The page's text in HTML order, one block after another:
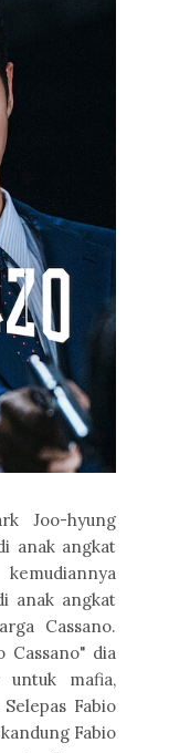
Joo-hyung
anak angkat
anak angkat
Cassano.
Cassano" dia
untuk mafia,
Fabio
Fabio